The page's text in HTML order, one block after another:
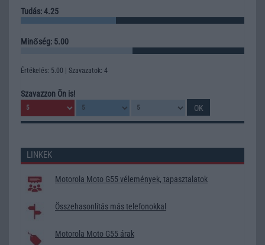
Tudás: 4.25
Minőség: 5.00
Értékelés: 5.00 | Szavazatok: 4
Szavazzon Ön is!
LINKEK
Motorola Moto G55 vélemények, tapasztalatok
Összehasonlítás más telefonokkal
Motorola Moto G55 árak